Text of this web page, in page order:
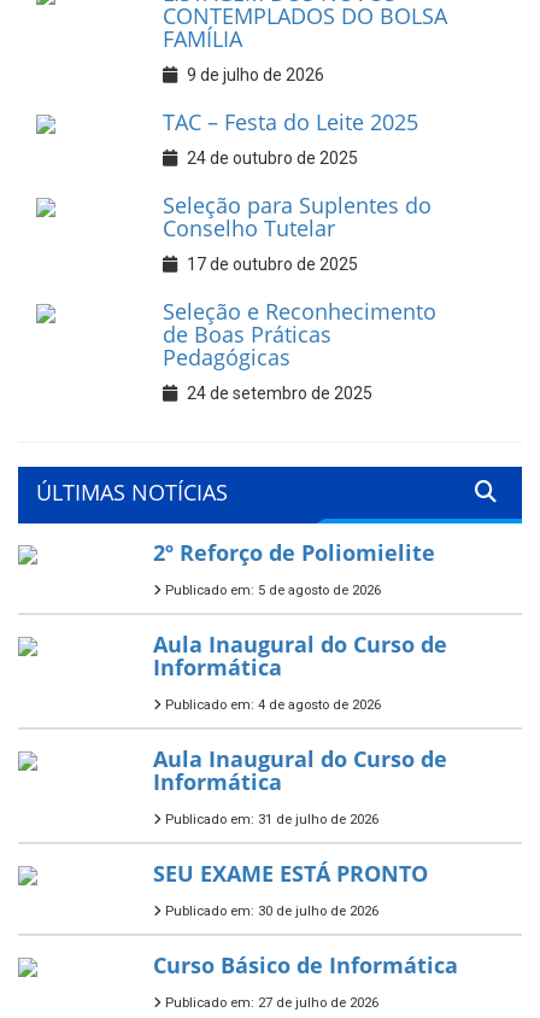
CONTEMPLADOS DO BOLSA
FAMÍLIA
9 de julho de 2026
TAC – Festa do Leite 2025
24 de outubro de 2025
Seleção para Suplentes do
Conselho Tutelar
17 de outubro de 2025
Seleção e Reconhecimento
de Boas Práticas
Pedagógicas
24 de setembro de 2025
ÚLTIMAS NOTÍCIAS
2º Reforço de Poliomielite
Publicado em: 5 de agosto de 2026
Aula Inaugural do Curso de
Informática
Publicado em: 4 de agosto de 2026
Aula Inaugural do Curso de
Informática
Publicado em: 31 de julho de 2026
SEU EXAME ESTÁ PRONTO
Publicado em: 30 de julho de 2026
Curso Básico de Informática
Publicado em: 27 de julho de 2026